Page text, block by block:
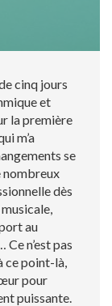
cinq jours
et
la première
m’a
se
nombreux
dès
au
n’est pas
ce point-là,
pour
puissante.